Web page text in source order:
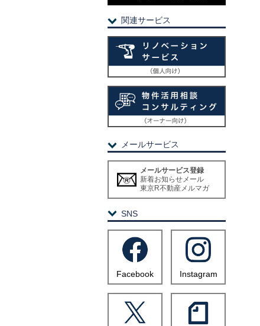
関連サービス
メールサービス
メールサービス登録
新着お知らせメール
東京R不動産メルマガ
SNS
Facebook Instagram